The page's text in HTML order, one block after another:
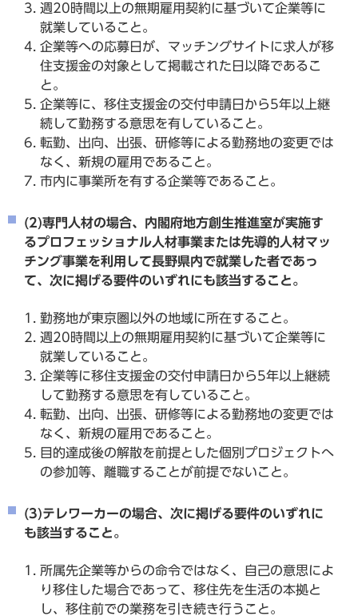
週20時間以上の無期雇用契約に基づいて企業等に
就業していること。
企業等への応募日が、マッチングサイトに求人が移
住支援金の対象として掲載された日以降であるこ
と。
企業等に、移住支援金の交付申請日から5年以上継
続して勤務する意思を有していること。
転勤、出向、出張、研修等による勤務地の変更では
なく、新規の雇用であること。
市内に事業所を有する企業等であること。
(2)専門人材の場合、内閣府地方創生推進室が実施す
るプロフェッショナル人材事業または先導的人材マッ
チング事業を利用して長野県内で就業した者であっ
て、次に掲げる要件のいずれにも該当すること。
勤務地が東京圏以外の地域に所在すること。
週20時間以上の無期雇用契約に基づいて企業等に
就業していること。
企業等に移住支援金の交付申請日から5年以上継続
して勤務する意思を有していること。
転勤、出向、出張、研修等による勤務地の変更では
なく、新規の雇用であること。
目的達成後の解散を前提とした個別プロジェクトへ
の参加等、離職することが前提でないこと。
(3)テレワーカーの場合、次に掲げる要件のいずれに
も該当すること。
所属先企業等からの命令ではなく、自己の意思によ
り移住した場合であって、移住先を生活の本拠と
し、移住前での業務を引き続き行うこと。